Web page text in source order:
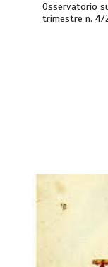
Osservatorio
trimestre n. 4/